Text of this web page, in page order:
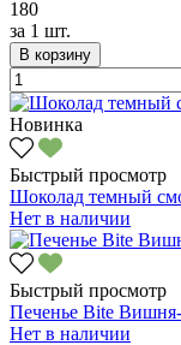
180
за 1 шт.
В корзину
Новинка
Быстрый просмотр
Шоколад темный
Нет в наличии
Быстрый просмотр
Печенье Bite
Нет в наличии